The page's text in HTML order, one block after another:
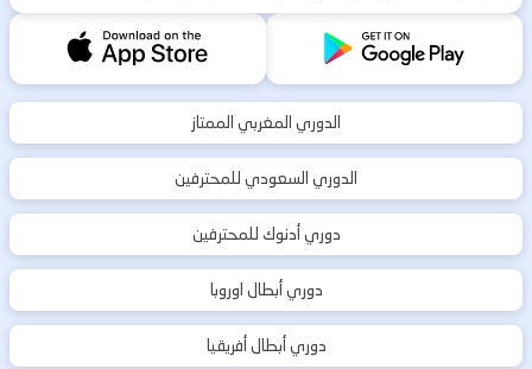
الدوري المغربي الممتاز
الدوري السعودي للمحترفين
دوري أدنوك للمحترفين
دوري أبطال اوروبا
دوري أبطال أفريقيا